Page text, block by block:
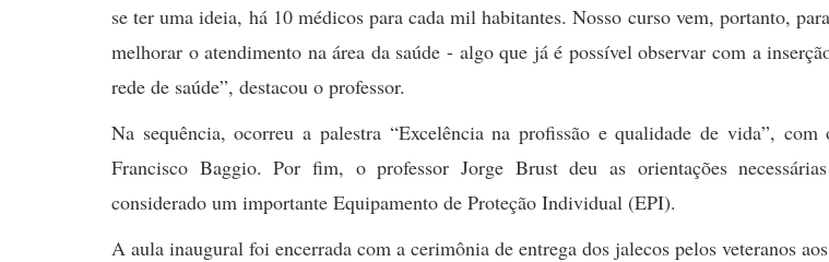
se ter uma ideia, há 10 médicos para cada mil habitantes. Nosso curso vem, portanto,
melhorar o atendimento na área da saúde - algo que já é possível observar com a
rede de saúde”, destacou o professor.
Na sequência, ocorreu a palestra “Excelência na profissão e qualidade de vida”,
Francisco Baggio. Por fim, o professor Jorge Brust deu as orientações
considerado um importante Equipamento de Proteção Individual (EPI).
A aula inaugural foi encerrada com a cerimônia de entrega dos jalecos pelos veteranos